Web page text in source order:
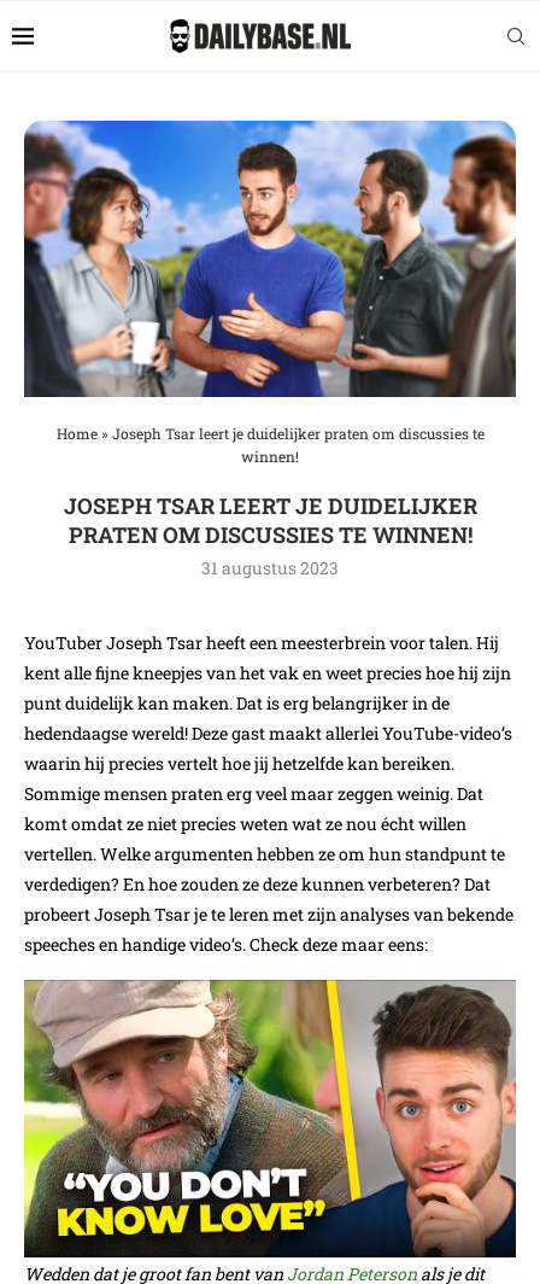
Home» Joseph Tsar leert je duidelijker praten om discussies te
winnen!
JOSEPH TSAR LEERT JE DUIDELIJKER
PRATEN OM DISCUSSIES TE WINNEN!
31 augustus 2023
YouTuber Joseph Tsar heeft een meesterbrein voor talen. Hij
kent alle fijne kneepjes van het vak en weet precies hoe hij zijn
punt duidelijk kan maken. Dat is erg belangrijker in de
hedendaagse wereld! Deze gast maakt allerlei YouTube-video’s
waarin hij precies vertelt hoe jij hetzelfde kan bereiken.
Sommige mensen praten erg veel maar zeggen weinig. Dat
komt omdat ze niet precies weten wat ze nou écht willen
vertellen. Welke argumenten hebben ze om hun standpunt te
verdedigen? En hoe zouden ze deze kunnen verbeteren? Dat
probeert Joseph Tsar je te leren met zijn analyses van bekende
speeches en handige video’s. Check deze maar eens:
Wedden dat je groot fan bent van Jordan Peterson als je dit